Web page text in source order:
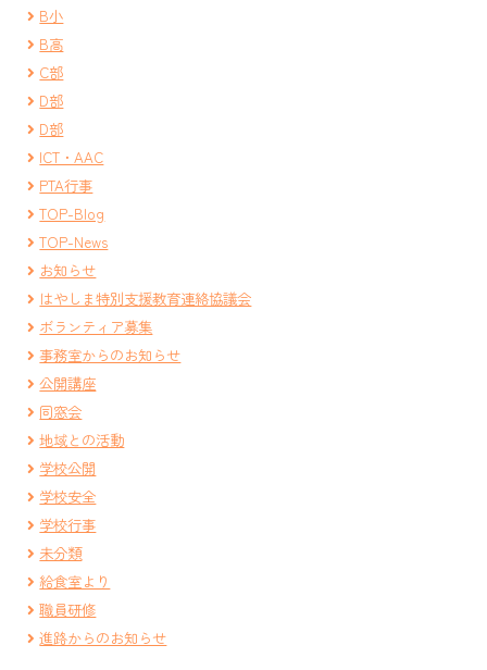
B小
B高
C部
D部
D部
ICT・AAC
PTA行事
TOP-Blog
TOP-News
お知らせ
はやしま特別支援教育連絡協議会
ボランティア募集
事務室からのお知らせ
公開講座
同窓会
地域との活動
学校公開
学校安全
学校行事
未分類
給食室より
職員研修
進路からのお知らせ